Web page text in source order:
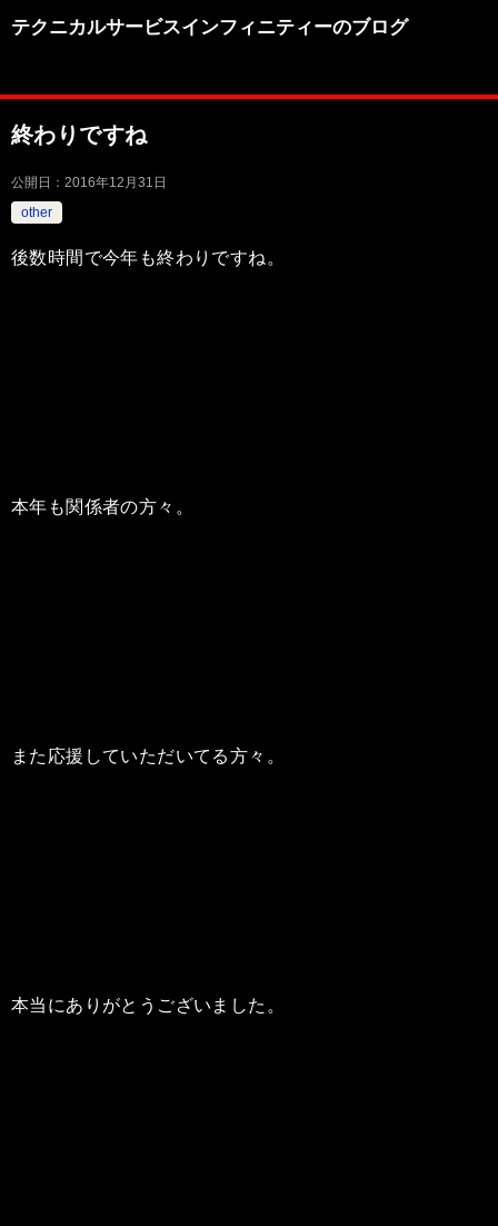
テクニカルサービスインフィニティーのブログ
終わりですね
公開日： 2016年12月31日
other
後数時間で今年も終わりですね。
本年も関係者の方々。
また応援していただいてる方々。
本当にありがとうございました。